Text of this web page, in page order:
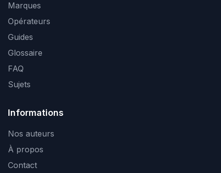
Marques
Opérateurs
Guides
Glossaire
FAQ
Sujets
Informations
Nos auteurs
À propos
Contact